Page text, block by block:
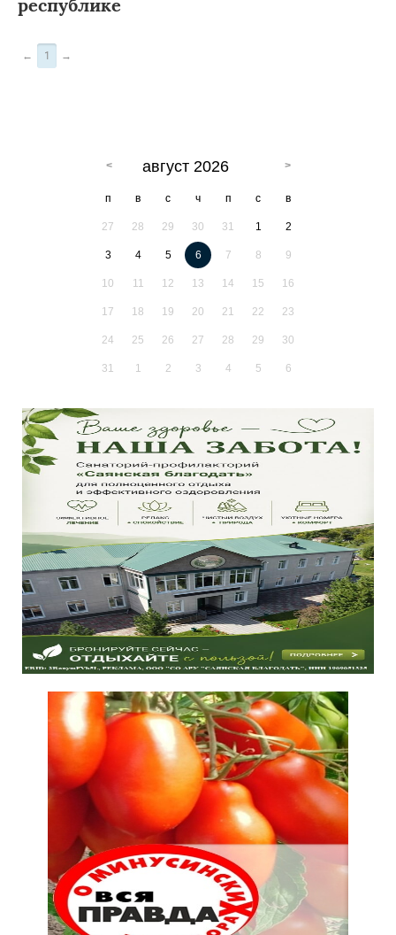
республике
← 1 →
август 2026
п в с ч п с в
27 28 29 30 31 1 2
3 4 5 6 7 8 9
10 11 12 13 14 15 16
17 18 19 20 21 22 23
24 25 26 27 28 29 30
31 1 2 3 4 5 6